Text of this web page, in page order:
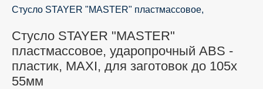
Стусло STAYER "MASTER" пластмассовое,
105х 55мм
Стусло STAYER "MASTER"
пластмассовое, ударопрочный ABS -
пластик, MAXI, для заготовок до 105х
55мм